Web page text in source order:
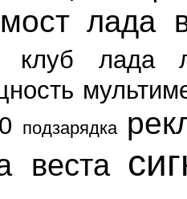
лада
клуб
лада
подзарядка
веста